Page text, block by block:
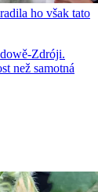
ho však tato
Zdróji.
než samotná